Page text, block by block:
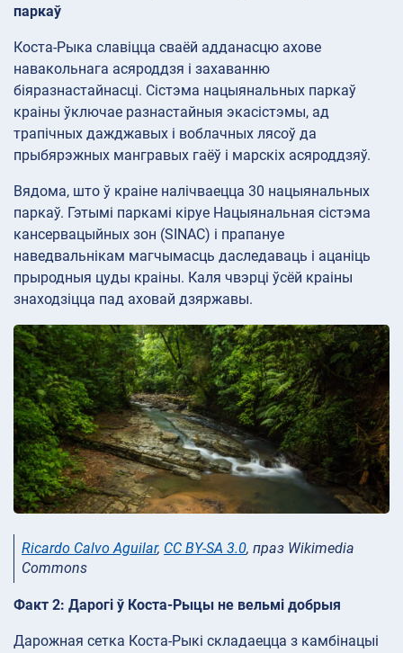
паркаў
Коста-Рыка славіцца сваёй адданасцю ахове
навакольнага асяроддзя і захаванню
біяразнастайнасці. Сістэма нацыянальных паркаў
краіны ўключае разнастайныя экасістэмы, ад
трапічных дажджавых і воблачных лясоў да
прыбярэжных мангравых гаёў і марскіх асяроддзяў.
Вядома, што ў краіне налічваецца 30 нацыянальных
паркаў. Гэтымі паркамі кіруе Нацыянальная сістэма
кансервацыйных зон (SINAC) і прапануе
наведвальнікам магчымасць даследаваць і ацаніць
прыродныя цуды краіны. Каля чвэрці ўсёй краіны
знаходзіцца пад аховай дзяржавы.
Ricardo Calvo Aguilar, CC BY-SA 3.0, праз Wikimedia
Commons
Факт 2: Дарогі ў Коста-Рыцы не вельмі добрыя
Дарожная сетка Коста-Рыкі складаецца з камбінацыі